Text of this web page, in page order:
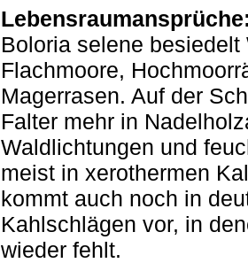
Boloria selene
Flachmoore,
Magerrasen. Auf der
Falter mehr in
Waldlichtungen und
meist in xerothermen
kommt auch noch in
Kahlschlägen vor, in
wieder fehlt.